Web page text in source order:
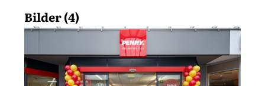
Bilder (4)